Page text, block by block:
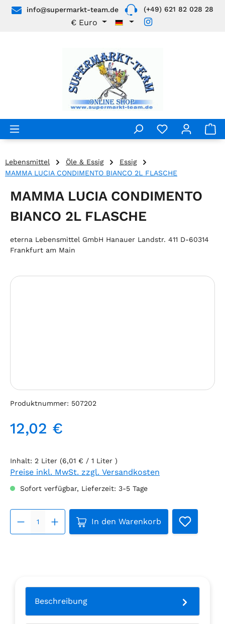
Zum Hauptinhalt springen
info@supermarkt-team.de (+49) 621 82 028 28
€ Euro
Lebensmittel Öle & Essig
Essig
MAMMA LUCIA CONDIMENTO BIANCO 2L FLASCHE
MAMMA LUCIA CONDIMENTO
BIANCO 2L FLASCHE
eterna Lebensmittel GmbH Hanauer Landstr. 411 D-60314
Frankfurt am Main
Bildergalerie überspringen
Produktnummer: 507202
Regulärer Preis:
12,02 €
Inhalt: 2 Liter (6,01 € / 1 Liter )
Preise inkl. MwSt. zzgl. Versandkosten
Sofort verfügbar, Lieferzeit: 3-5 Tage
Produkt Anzahl: Gib den
In den Warenkorb
Beschreibung